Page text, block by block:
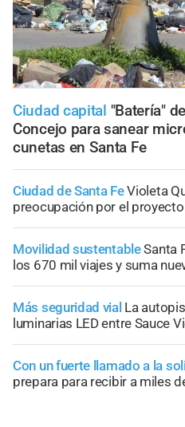
Ciudad capital "Batería"
Concejo para sanear
cunetas en Santa Fe
Ciudad de Santa FeVioleta
preocupación por el
Movilidad sustentableSanta
los 670 mil viajes y suma
Más seguridad vial La
luminarias LED entre Sauce
Con un fuerte llamado a la
prepara para recibir a miles